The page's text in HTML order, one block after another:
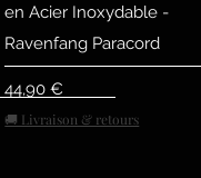
en Acier Inoxydable -
Ravenfang Paracord
Цена
44,90 €
🚚 Livraison & retours